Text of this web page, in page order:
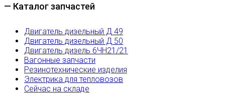
— Каталог запчастей
Двигатель дизельный Д 49
Двигатель дизельный Д 50
Двигатель дизель 6ЧН21/21
Вагонные запчасти
Резинотехнические изделия
Электрика для тепловозов
Сейчас на складе